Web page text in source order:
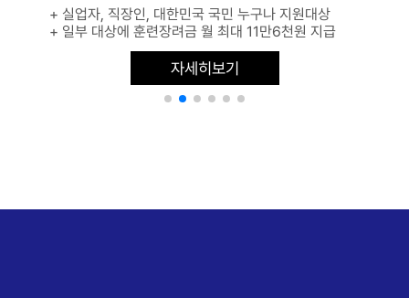
+ 실업자, 직장인, 대한민국 국민 누구나 지원대상
+ 일부 대상에 훈련장려금 월 최대 11만6천원 지급
자세히보기